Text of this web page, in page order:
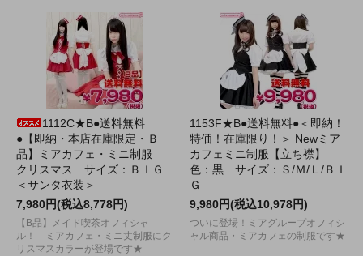
1112C★B●送料無料
●【即納・本店在庫限定・Ｂ
品】ミアカフェ・ミニ制服
クリスマス サイズ：ＢＩＧ
＜サンタ衣装＞
7,980円(税込8,778円)
【B品】メイド喫茶オフィシャ
ル！ ミアカフェ・ミニ丈制服にク
リスマスカラーが登場です★
1153F★B●送料無料●＜即納！
特価！在庫限り！＞ Newミア
カフェミニ制服【立ち襟】
色：黒 サイズ：Ｓ/Ｍ/Ｌ/ＢＩ
Ｇ
9,980円(税込10,978円)
ついに登場！ミアグループオフィシ
ャル商品・ミアカフェの制服です★